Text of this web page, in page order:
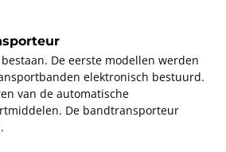
De eerste modellen werden
elektronisch bestuurd.
van de automatische
De bandtransporteur